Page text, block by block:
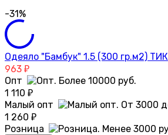
-31%
Одеяло "Бамбук" 1.5 (300 гр.м2) ТИК
963 ₽
Опт
1 110 ₽
Малый опт
1 260 ₽
Розница